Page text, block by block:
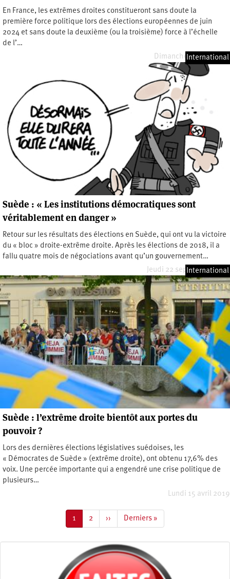
En France, les extrêmes droites constitueront sans doute la
première force politique lors des élections européennes de juin
2024 et sans doute la deuxième (ou la troisième) force à l’échelle
de l’…
Dimanche 19 mai 2024
International
Suède : « Les institutions démocratiques sont
véritablement en danger »
Retour sur les résultats des élections en Suède, qui ont vu la victoire
du « bloc » droite-extrême droite. Après les élections de 2018, il a
fallu quatre mois de négociations avant qu’un gouvernement…
Jeudi 22 septembre 2022
International
Suède : l’extrême droite bientôt aux portes du
pouvoir ?
Lors des dernières élections législatives suédoises, les
« Démocrates de Suède » (extrême droite), ont obtenu 17,6% des
voix. Une percée importante qui a engendré une crise politique de
plusieurs…
Lundi 15 avril 2019
Page
courante
1 Page
2
Page
suivante
››
Dernière
page
Derniers »